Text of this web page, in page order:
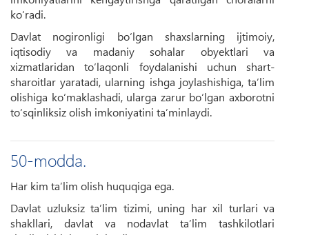
ko‘radi.
Davlat nogironligi bo‘lgan shaxslarning ijtimoiy,
iqtisodiy va madaniy sohalar obyektlari va
xizmatlaridan to‘laqonli foydalanishi uchun shart-
sharoitlar yaratadi, ularning ishga joylashishiga, ta’lim
olishiga ko‘maklashadi, ularga zarur bo‘lgan axborotni
to‘sqinliksiz olish imkoniyatini ta’minlaydi.
50-modda.
Har kim ta’lim olish huquqiga ega.
Davlat uzluksiz ta’lim tizimi, uning har xil turlari va
shakllari, davlat va nodavlat ta’lim tashkilotlari